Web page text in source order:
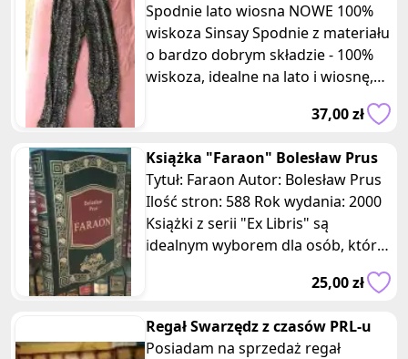
wiskoza w kwiatki sinsay
Spodnie lato wiosna NOWE 100%
wiskoza Sinsay Spodnie z materiału
o bardzo dobrym składzie - 100%
wiskoza, idealne na lato i wiosnę,
37,00 zł
Książka "Faraon" Bolesław Prus
Tytuł: Faraon Autor: Bolesław Prus
Ilość stron: 588 Rok wydania: 2000
Książki z serii "Ex Libris" są
idealnym wyborem dla osób, które
25,00 zł
Regał Swarzędz z czasów PRL-u
Posiadam na sprzedaż regał